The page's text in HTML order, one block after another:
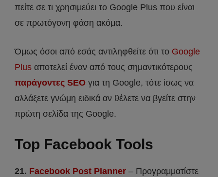
πείτε σε τι χρησιμεύει το Google Plus που είναι
σε πρωτόγονη φάση ακόμα.
Όμως όσοι από εσάς αντιληφθείτε ότι το Google
Plus αποτελεί έναν από τους σημαντικότερους
παράγοντες SEO για τη Google, τότε ίσως να
αλλάξετε γνώμη ειδικά αν θέλετε να βγείτε στην
πρώτη σελίδα της Google.
Top Facebook Tools
21. Facebook Post Planner – Προγραμματίστε